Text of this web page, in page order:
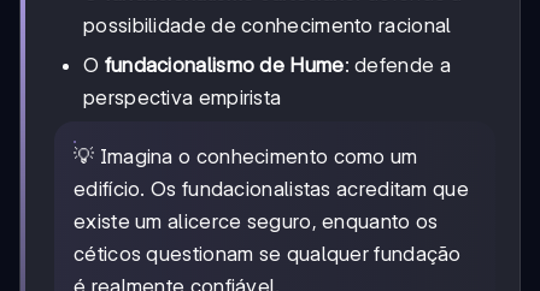
possibilidade de conhecimento racional
O fundacionalismo de Hume: defende a
perspectiva empirista
💡 Imagina o conhecimento como um
edifício. Os fundacionalistas acreditam que
existe um alicerce seguro, enquanto os
céticos questionam se qualquer fundação